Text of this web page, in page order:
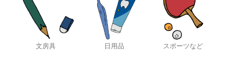
文房具 日用品 スポーツなど